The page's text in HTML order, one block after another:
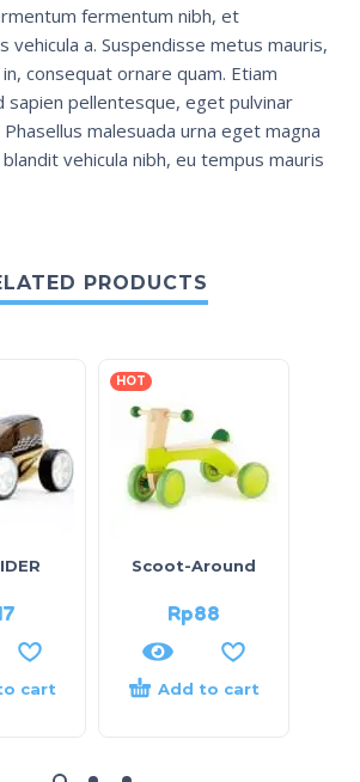
fermentum nibh, et
vehicula a. Suspendisse metus mauris,
consequat ornare quam. Etiam
sapien pellentesque, eget pulvinar
malesuada urna eget magna
vehicula nibh, eu tempus mauris
PRODUCTS
cart
HOT
Scoot-Around
Rp88
Add to cart